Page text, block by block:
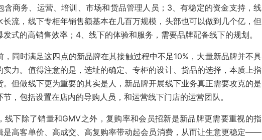
含商务、运营、培训、市场和货品管理人员；3、有稳定的资金支持，线
长流，线下专柜年销售额基本在几百万规模，头部也可以做到几个亿，但
式的高销售效率；4、线下的体验和服务，需要品牌配备线下的规划。
，同时满足这四点的新品牌在其接触过程中不足10%，大量新品牌并不具
实力。值得注意的是，选址的确定、专柜的设计、货品的选择，本质上指
。但做线下更为重要的其实是人，新品牌开展线下业务真正需要攻克的是
，包括设置在店内的导购人员，和运营线下门店的运营团队。
线下除了销量和GMV之外，复购率和会员招新是新品牌更需要重视的指
是高客单价、高成交、高复购率带动起会员消费，从而让生意更稳定——